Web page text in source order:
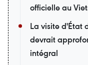
officielle au
La visite d'État
devrait
intégral